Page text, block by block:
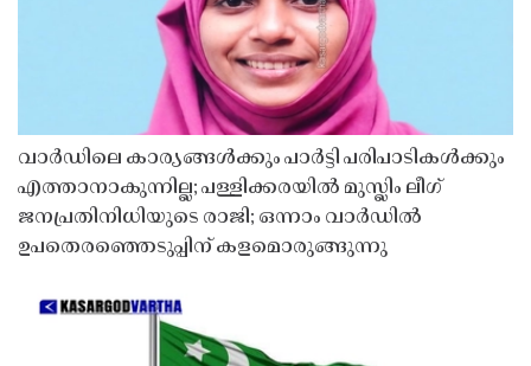
വാർഡിലെ കാര്യങ്ങൾക്കും പാർട്ടി പരിപാടികൾക്കും
എത്താനാകുന്നില്ല; പള്ളിക്കരയിൽ മുസ്ലിം ലീഗ്
ജനപ്രതിനിധിയുടെ രാജി; ഒന്നാം വാർഡിൽ
ഉപതെരഞ്ഞെടുപ്പിന് കളമൊരുങ്ങുന്നു